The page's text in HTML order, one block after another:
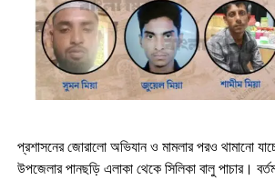
প্রশাসনের জোরালো অভিযান ও মামলার পরও থামানো
উপজেলার পানছড়ি এলাকা থেকে সিলিকা বালু পাচার।